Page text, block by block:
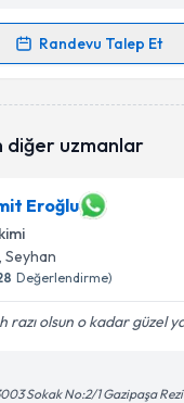
Randevu Talep Et
Talebi
bu uzmandan randevu
işlenmesine
işlenmesini kabul
diğer uzmanlar
Eroğlu
, Seyhan
Değerlendirme)
olsun o kadar güzel
Sokak No:2/1 Gazipaşa